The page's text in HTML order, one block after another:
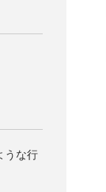
うな行